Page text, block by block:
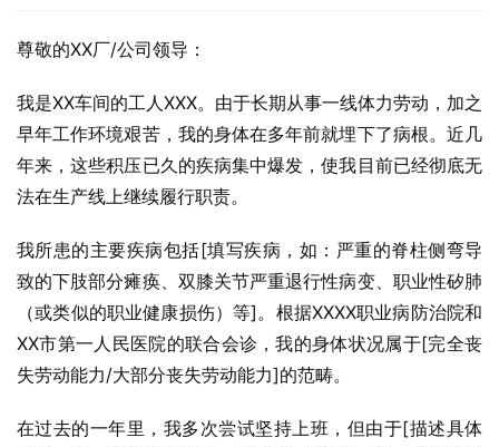
尊敬的XX厂/公司领导：
我是XX车间的工人XXX。由于长期从事一线体力劳动，加之
早年工作环境艰苦，我的身体在多年前就埋下了病根。近几
年来，这些积压已久的疾病集中爆发，使我目前已经彻底无
法在生产线上继续履行职责。
我所患的主要疾病包括[填写疾病，如：严重的脊柱侧弯导
致的下肢部分瘫痪、双膝关节严重退行性病变、职业性矽肺
（或类似的职业健康损伤）等]。根据XXXX职业病防治院和
XX市第一人民医院的联合会诊，我的身体状况属于[完全丧
失劳动能力/大部分丧失劳动能力]的范畴。
在过去的一年里，我多次尝试坚持上班，但由于[描述具体